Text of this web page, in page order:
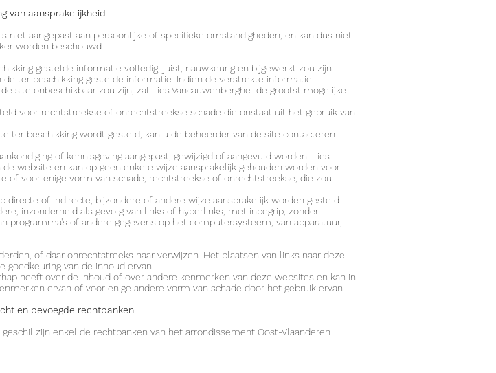
van aansprakelijkheid
aangepast aan persoonlijke of specifieke omstandigheden, en kan dus niet
worden beschouwd.
gestelde informatie volledig, juist, nauwkeurig en bijgewerkt zou zijn.
ter beschikking gestelde informatie. Indien de verstrekte informatie
site onbeschikbaar zou zijn, zal Lies Vancauwenberghe de grootst mogelijke
voor rechtstreekse of onrechtstreekse schade die onstaat uit het gebruik van
ter beschikking wordt gesteld, kan u de beheerder van de site contacteren.
of kennisgeving aangepast, gewijzigd of aangevuld worden. Lies
website en kan op geen enkele wijze aansprakelijk gehouden worden voor
of voor enige vorm van schade, rechtstreekse of onrechtstreekse, die zou
directe of indirecte, bijzondere of andere wijze aansprakelijk worden gesteld
inzonderheid als gevolg van links of hyperlinks, met inbegrip, zonder
programma's of andere gegevens op het computersysteem, van apparatuur,
of daar onrechtstreeks naar verwijzen. Het plaatsen van links naar deze
van de inhoud ervan.
heeft over de inhoud of over andere kenmerken van deze websites en kan in
ervan of voor enige andere vorm van schade door het gebruik ervan.
en bevoegde rechtbanken
zijn enkel de rechtbanken van het arrondissement Oost-Vlaanderen